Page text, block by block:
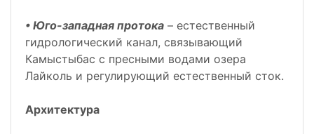
• Юго-западная протока – естественный
гидрологический канал, связывающий
Камыстыбас с пресными водами озера
Лайколь и регулирующий естественный сток.
Архитектура